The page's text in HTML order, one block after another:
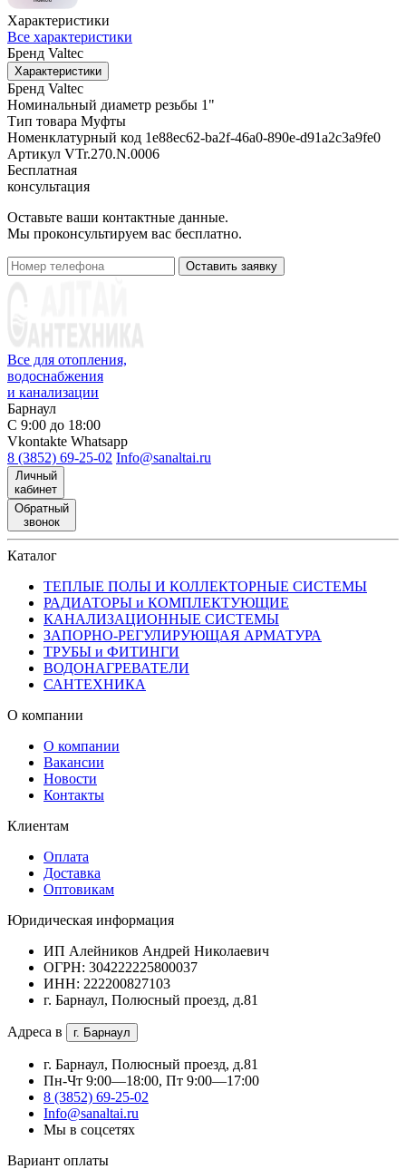
Характеристики
Все характеристики
Бренд Valtec
Характеристики
Бренд Valtec
Номинальный диаметр резьбы 1"
Тип товара Муфты
Номенклатурный код 1e88ec62-ba2f-46a0-890e-d91a2c3a9fe0
Артикул VTr.270.N.0006
Бесплатная
консультация
Оставьте ваши контактные данные.
Мы проконсультируем вас бесплатно.
Оставить заявку
Все для отопления,
водоснабжения
и канализации
Барнаул
С 9:00 до 18:00
Vkontakte Whatsapp
8 (3852) 69-25-02 Info@sanaltai.ru
Личный
кабинет
Обратный
звонок
Каталог
ТЕПЛЫЕ ПОЛЫ И КОЛЛЕКТОРНЫЕ СИСТЕМЫ
РАДИАТОРЫ и КОМПЛЕКТУЮЩИЕ
КАНАЛИЗАЦИОННЫЕ СИСТЕМЫ
ЗАПОРНО-РЕГУЛИРУЮЩАЯ АРМАТУРА
ТРУБЫ и ФИТИНГИ
ВОДОНАГРЕВАТЕЛИ
САНТЕХНИКА
О компании
О компании
Вакансии
Новости
Контакты
Клиентам
Оплата
Доставка
Оптовикам
Юридическая информация
ИП Алейников Андрей Николаевич
ОГРН: 304222225800037
ИНН: 222200827103
г. Барнаул, Полюсный проезд, д.81
Адреса в г. Барнаул
г. Барнаул, Полюсный проезд, д.81
Пн-Чт 9:00—18:00, Пт 9:00—17:00
8 (3852) 69-25-02
Info@sanaltai.ru
Мы в соцсетях
Вариант оплаты